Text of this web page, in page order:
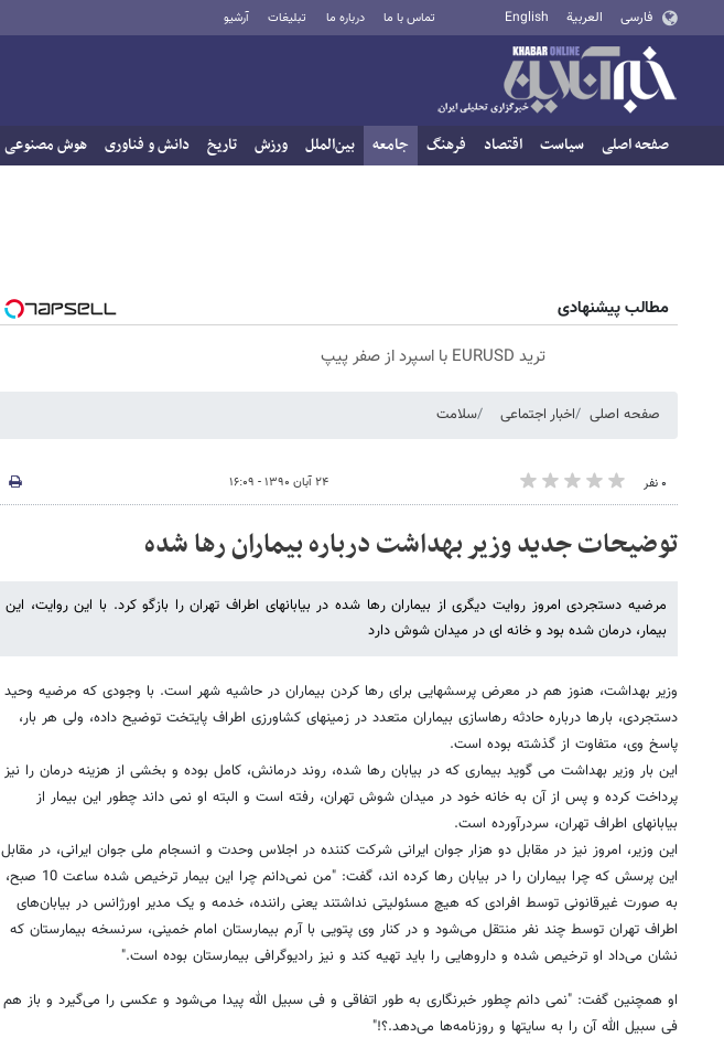
فارسی العربية English تماس با ما درباره ما تبلیغات آرشیو
صفحه اصلی سیاست اقتصاد فرهنگ جامعه بین‌الملل ورزش تاریخ دانش و فناوری هوش مصنوعی
مطالب پیشنهادی
ترید EURUSD با اسپرد از صفر پیپ
صفحه اصلی اخبار اجتماعی سلامت
۰ نفر ۲۴ آبان ۱۳۹۰ - ۱۶:۰۹
توضیحات جدید وزیر بهداشت درباره بیماران رها شده
مرضیه دستجردی امروز روایت دیگری از بیماران رها شده در بیابانهای اطراف تهران را بازگو کرد. با این روایت، این
بیمار، درمان شده بود و خانه ای در میدان شوش دارد
وزیر بهداشت، هنوز هم در معرض پرسشهایی برای رها کردن بیماران در حاشیه شهر است. با وجودی که مرضیه وحید
دستجردی، بارها درباره حادثه رهاسازی بیماران متعدد در زمینهای کشاورزی اطراف پایتخت توضیح داده، ولی هر بار،
پاسخ وی، متفاوت از گذشته بوده است.
این بار وزیر بهداشت می گوید بیماری که در بیابان رها شده، روند درمانش، کامل بوده و بخشی از هزینه درمان را نیز
پرداخت کرده و پس از آن به خانه خود در میدان شوش تهران، رفته است و البته او نمی داند چطور این بیمار از
بیابانهای اطراف تهران، سردرآورده است.
این وزیر، امروز نیز در مقابل دو هزار جوان ایرانی شرکت کننده در اجلاس وحدت و انسجام ملی جوان ایرانی، در مقابل
این پرسش که چرا بیماران را در بیابان رها کرده اند، گفت: "من نمی‌دانم چرا این بیمار ترخیص شده ساعت 10 صبح،
به صورت غیرقانونی توسط افرادی که هیچ مسئولیتی نداشتند یعنی راننده، خدمه و یک مدیر اورژانس در بیابان‌های
اطراف تهران توسط چند نفر منتقل می‌شود و در کنار وی پتویی با آرم بیمارستان امام خمینی، سرنسخه بیمارستان که
نشان می‌داد او ترخیص شده و داروهایی را باید تهیه کند و نیز رادیوگرافی بیمارستان بوده است."
او همچنین گفت: "نمی دانم چطور خبرنگاری به طور اتفاقی و فی سبیل الله پیدا می‌شود و عکسی را می‌گیرد و باز هم
فی سبیل الله آن را به سایتها و روزنامه‌ها می‌دهد.؟!"